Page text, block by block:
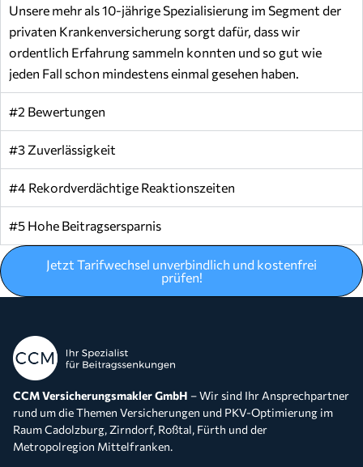
Unsere mehr als 10-jährige Spezialisierung im Segment der
privaten Krankenversicherung sorgt dafür, dass wir
ordentlich Erfahrung sammeln konnten und so gut wie
jeden Fall schon mindestens einmal gesehen haben.
#2 Bewertungen
#3 Zuverlässigkeit
#4 Rekordverdächtige Reaktionszeiten
#5 Hohe Beitragsersparnis
Jetzt Tarifwechsel unverbindlich und kostenfrei
prüfen!
CCM Versicherungsmakler GmbH – Wir sind Ihr Ansprechpartner
rund um die Themen Versicherungen und PKV-Optimierung im
Raum Cadolzburg, Zirndorf, Roßtal, Fürth und der
Metropolregion Mittelfranken.